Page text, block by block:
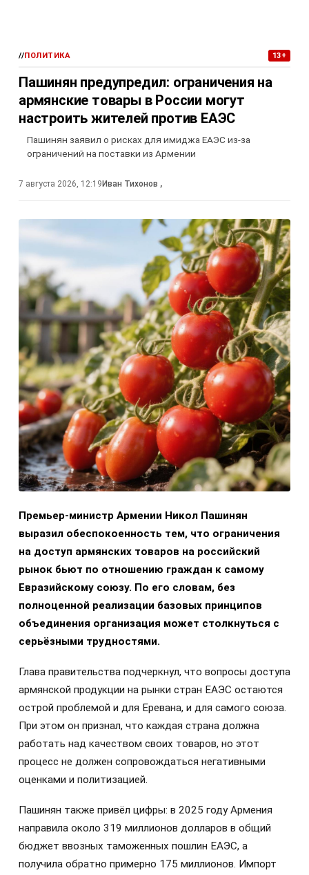
//ПОЛИТИКА 13+
Пашинян предупредил: ограничения на
армянские товары в России могут
настроить жителей против ЕАЭС
Пашинян заявил о рисках для имиджа ЕАЭС из-за
ограничений на поставки из Армении
7 августа 2026, 12:19Иван Тихонов ,
Премьер-министр Армении Никол Пашинян
выразил обеспокоенность тем, что ограничения
на доступ армянских товаров на российский
рынок бьют по отношению граждан к самому
Евразийскому союзу. По его словам, без
полноценной реализации базовых принципов
объединения организация может столкнуться с
серьёзными трудностями.
Глава правительства подчеркнул, что вопросы доступа
армянской продукции на рынки стран ЕАЭС остаются
острой проблемой и для Еревана, и для самого союза.
При этом он признал, что каждая страна должна
работать над качеством своих товаров, но этот
процесс не должен сопровождаться негативными
оценками и политизацией.
Пашинян также привёл цифры: в 2025 году Армения
направила около 319 миллионов долларов в общий
бюджет ввозных таможенных пошлин ЕАЭС, а
получила обратно примерно 175 миллионов. Импорт